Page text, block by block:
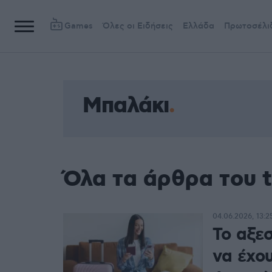
Games Όλες οι Ειδήσεις Ελλάδα
Μπαλάκι
Όλα τα άρθρα του
Το
να
04.06.2026,